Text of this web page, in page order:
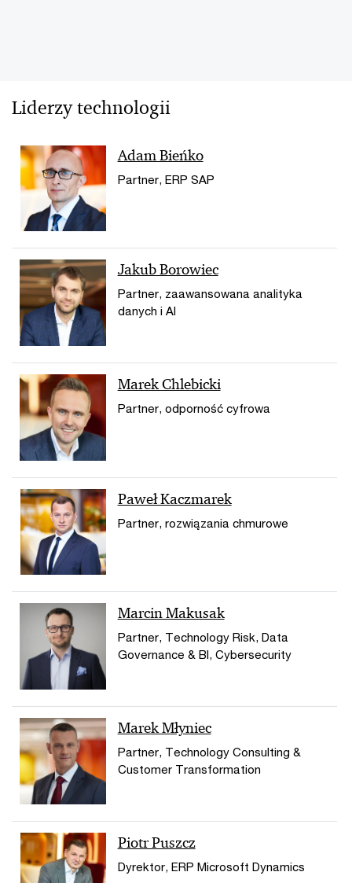
Liderzy technologii
Adam Bieńko
Partner, ERP SAP
Jakub Borowiec
Partner, zaawansowana analityka
danych i AI
Marek Chlebicki
Partner, odporność cyfrowa
Paweł Kaczmarek
Partner, rozwiązania chmurowe
Marcin Makusak
Partner, Technology Risk, Data
Governance & BI, Cybersecurity
Marek Młyniec
Partner, Technology Consulting &
Customer Transformation
Piotr Puszcz
Dyrektor, ERP Microsoft Dynamics